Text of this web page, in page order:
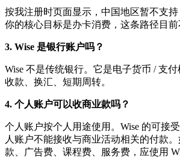
按我注册时页面显示，中国地区暂不支持
你的核心目标是办卡消费，这条路径目前
3. Wise 是银行账户吗？
Wise 不是传统银行。它是电子货币 / 支
收款、换汇、短期周转。
4. 个人账户可以收商业款吗？
个人账户按个人用途使用。Wise 的可接
人账户不能接收与商业活动相关的付款
款、广告费、课程费、服务费，应使用